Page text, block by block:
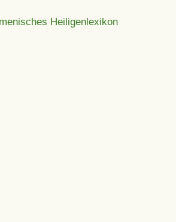
Heiligenlexikon